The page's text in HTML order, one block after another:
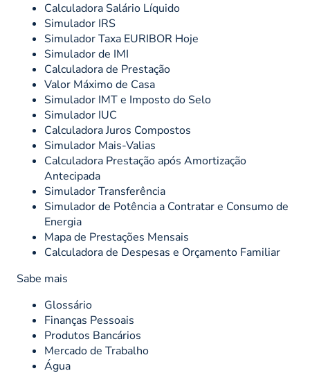
Calculadora Salário Líquido
Simulador IRS
Simulador Taxa EURIBOR Hoje
Simulador de IMI
Calculadora de Prestação
Valor Máximo de Casa
Simulador IMT e Imposto do Selo
Simulador IUC
Calculadora Juros Compostos
Simulador Mais-Valias
Calculadora Prestação após Amortização
Antecipada
Simulador Transferência
Simulador de Potência a Contratar e Consumo de
Energia
Mapa de Prestações Mensais
Calculadora de Despesas e Orçamento Familiar
Sabe mais
Glossário
Finanças Pessoais
Produtos Bancários
Mercado de Trabalho
Água